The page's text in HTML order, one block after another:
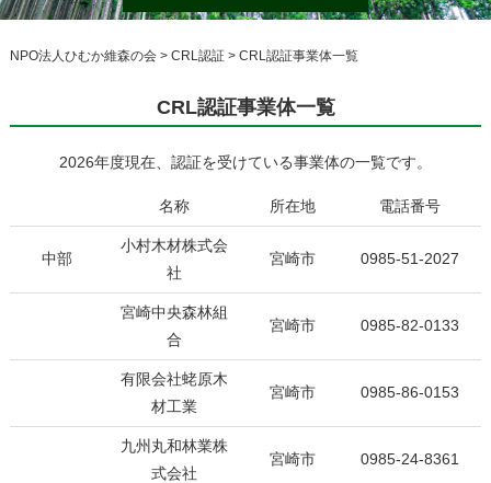
NPO法人ひむか維森の会> CRL認証> CRL認証事業体一覧
CRL認証事業体一覧
2026年度現在、認証を受けている事業体の一覧です。
名称 所在地 電話番号
中部
小村木材株式会
社
宮崎市 0985-51-2027
宮崎中央森林組
合
宮崎市 0985-82-0133
有限会社蛯原木
材工業
宮崎市 0985-86-0153
九州丸和林業株
式会社
宮崎市 0985-24-8361